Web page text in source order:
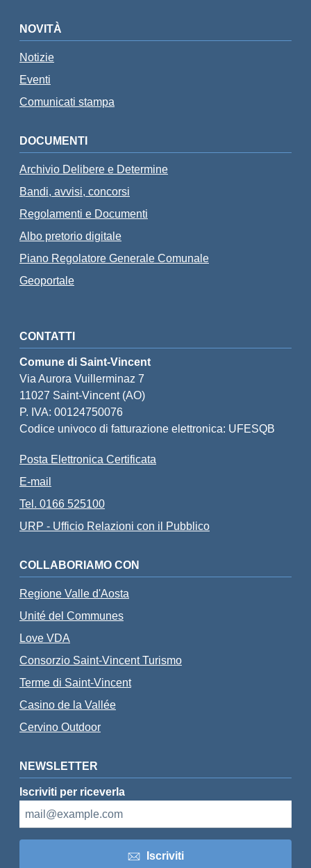
NOVITÀ
Notizie
Eventi
Comunicati stampa
DOCUMENTI
Archivio Delibere e Determine
Bandi, avvisi, concorsi
Regolamenti e Documenti
Albo pretorio digitale
Piano Regolatore Generale Comunale
Geoportale
CONTATTI
Comune di Saint-Vincent
Via Aurora Vuillerminaz 7
11027 Saint-Vincent (AO)
P. IVA: 00124750076
Codice univoco di fatturazione elettronica: UFESQB
Posta Elettronica Certificata
E-mail
Tel. 0166 525100
URP - Ufficio Relazioni con il Pubblico
COLLABORIAMO CON
Regione Valle d'Aosta
Unité del Communes
Love VDA
Consorzio Saint-Vincent Turismo
Terme di Saint-Vincent
Casino de la Vallée
Cervino Outdoor
NEWSLETTER
Iscriviti per riceverla
Iscriviti